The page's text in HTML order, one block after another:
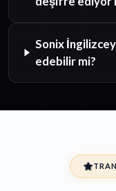
Sonix
edebilir mi?